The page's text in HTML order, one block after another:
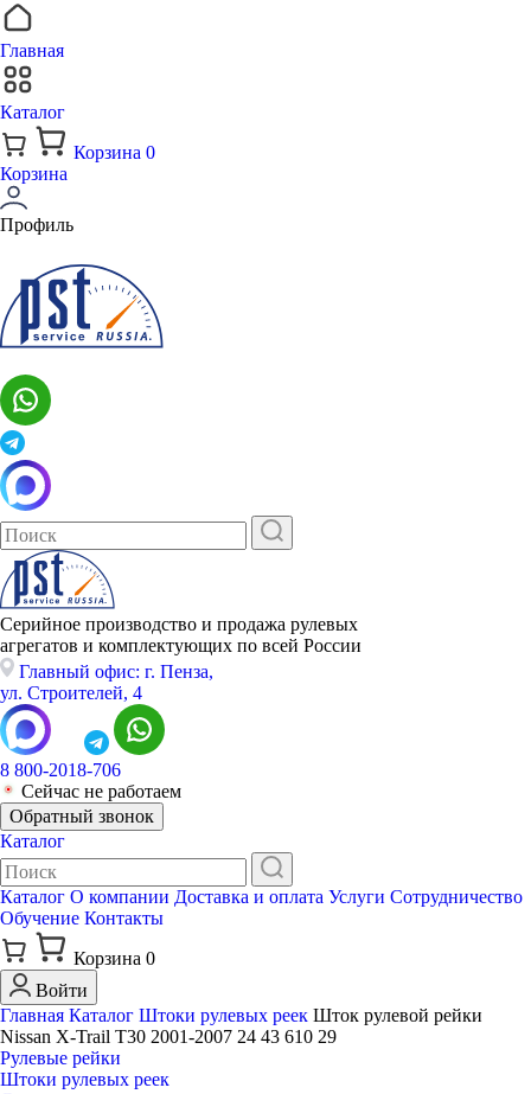
Главная
Каталог
Корзина 0
Корзина
Профиль
Серийное производство и продажа рулевых
агрегатов и комплектующих по всей России
Главный офис: г. Пенза,
ул. Строителей, 4
8 800-2018-706
Сейчас не работаем
Обратный звонок
Каталог
Каталог О компании Доставка и оплата Услуги Сотрудничество
Обучение Контакты
Корзина 0
Войти
Главная Каталог Штоки рулевых реек Шток рулевой рейки
Nissan X-Trail T30 2001-2007 24 43 610 29
Рулевые рейки
Штоки рулевых реек